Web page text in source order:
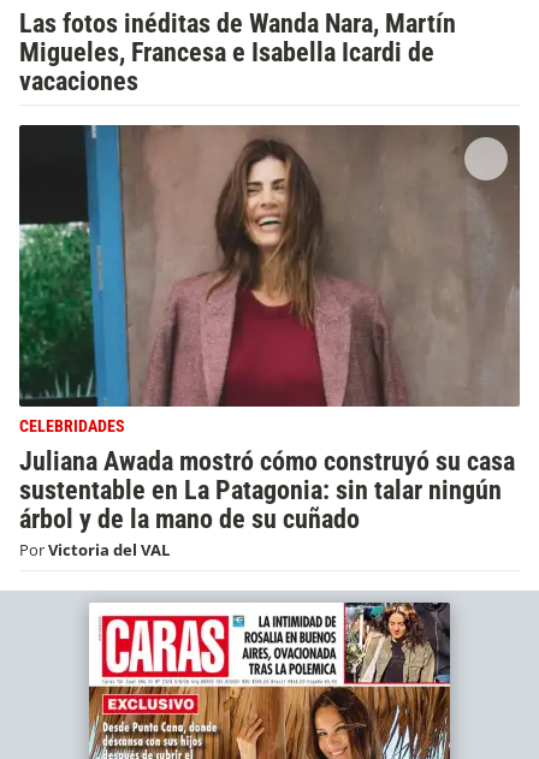
Las fotos inéditas de Wanda Nara, Martín
Migueles, Francesa e Isabella Icardi de
vacaciones
CELEBRIDADES
Juliana Awada mostró cómo construyó su casa
sustentable en La Patagonia: sin talar ningún
árbol y de la mano de su cuñado
PorVictoria del VAL